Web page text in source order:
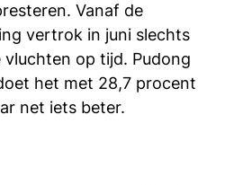
Vanaf de
vertrok in juni slechts
op tijd. Pudong
het met 28,7 procent
net iets beter.